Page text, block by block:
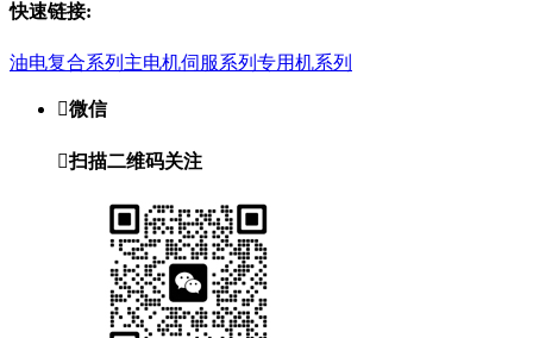
快速链接:
油电复合系列 主电机伺服系列 专用机系列
微信
扫描二维码关注